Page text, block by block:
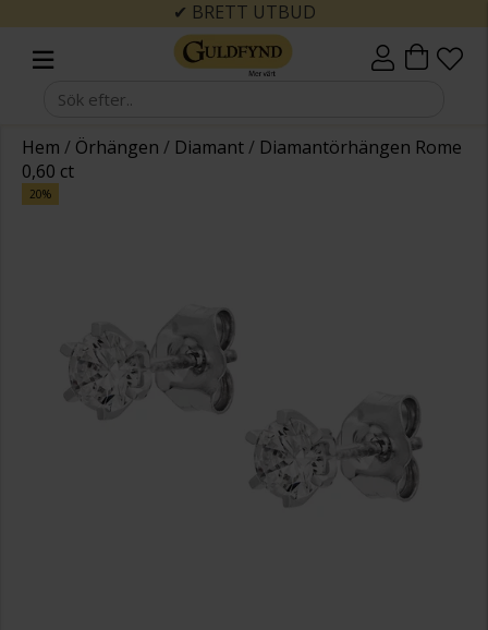
✔ BRETT UTBUD
Hem / Örhängen / Diamant/ Diamantörhängen Rome
0,60 ct
20%